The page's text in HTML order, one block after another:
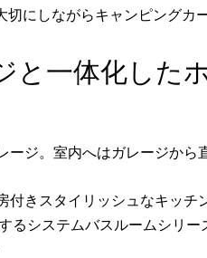
切にしながらキャンピングカ
と一体化した
ージ。室内へはガレージから
付きスタイリッシュなキッ
るシステムバスルームシリ